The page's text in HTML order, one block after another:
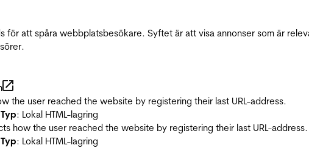
för att spåra webbplatsbesökare. Syftet är att visa annonser som är
the user reached the website by registering their last URL-address.
Typ: Lokal HTML-lagring
how the user reached the website by registering their last URL-address.
Typ: Lokal HTML-lagring